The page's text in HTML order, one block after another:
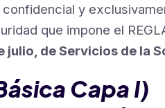
y
que impone el
julio, de Servicios de
Capa I)